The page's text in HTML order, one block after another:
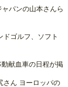
パンの山本さんら
ゴルフ、ソフト
献血車の日程が掲
さん ヨーロッパの